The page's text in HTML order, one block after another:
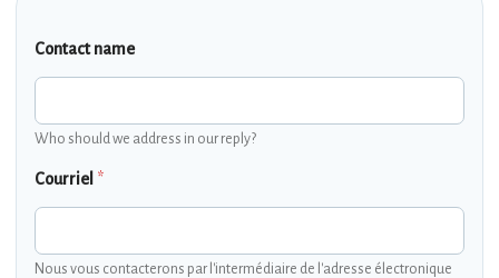
Contact name
Who should we address in our reply?
Courriel *
Nous vous contacterons par l'intermédiaire de l'adresse électronique